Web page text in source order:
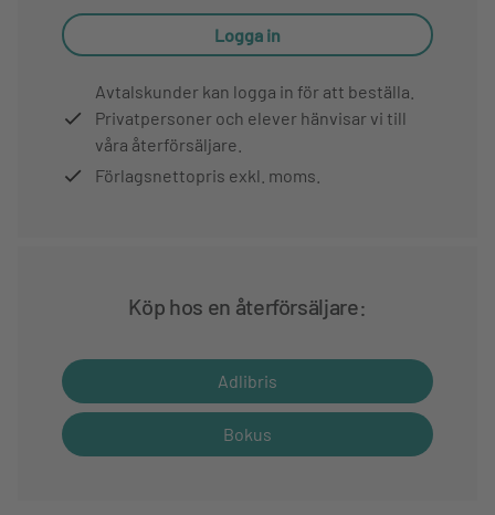
Logga in
Avtalskunder kan logga in för att beställa.
Privatpersoner och elever hänvisar vi till
våra återförsäljare.
Förlagsnettopris exkl. moms.
Köp hos en återförsäljare:
Adlibris
Bokus